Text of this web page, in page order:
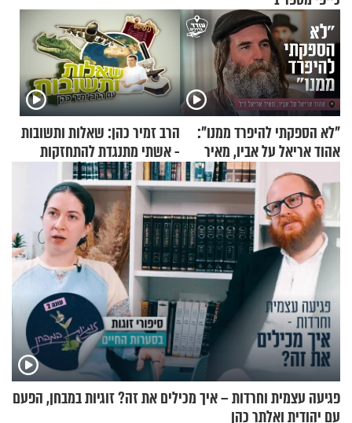
"לא הספקתי להיפרד ממנו":
אהוד אריאל על אביו, מאיר
אריאל ז"ל
הרב זמיר כהן: שאלות ותשובות
- אשתי מתנגדת להתחזקות
שלי
פגיעה עצמית וחרדות – איך מכילים את זה? זוגיות במבחן, הפעם
עם יהודית ואלתר כהן